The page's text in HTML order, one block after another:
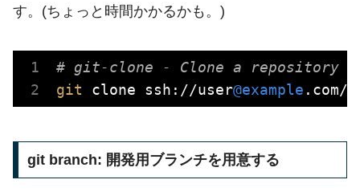
す。(ちょっと時間かかるかも。)
# git-clone - Clone a repository
git clone ssh://user@example
git branch: 開発用ブランチを用意する